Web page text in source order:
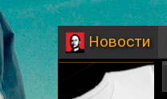
Новости